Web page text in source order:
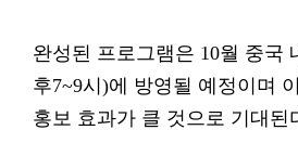
완성된 프로그램은 10월 중국
후7~9시)에 방영될 예정이며
홍보 효과가 클 것으로 기대된